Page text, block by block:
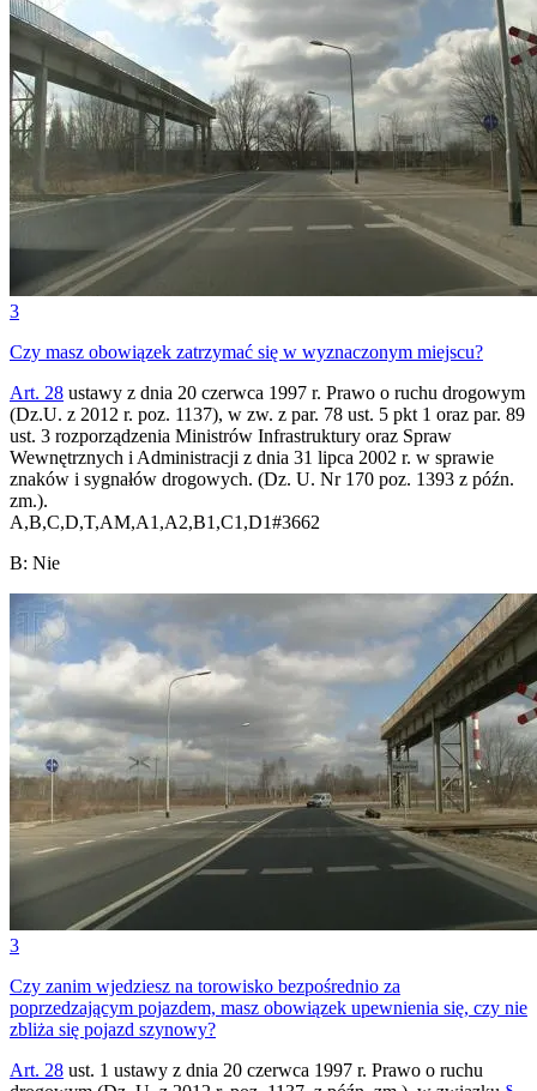
3
Czy masz obowiązek zatrzymać się w wyznaczonym miejscu?
Art. 28 ustawy z dnia 20 czerwca 1997 r. Prawo o ruchu drogowym
(Dz.U. z 2012 r. poz. 1137), w zw. z par. 78 ust. 5 pkt 1 oraz par. 89
ust. 3 rozporządzenia Ministrów Infrastruktury oraz Spraw
Wewnętrznych i Administracji z dnia 31 lipca 2002 r. w sprawie
znaków i sygnałów drogowych. (Dz. U. Nr 170 poz. 1393 z późn.
zm.).
A,B,C,D,T,AM,A1,A2,B1,C1,D1#3662
B: Nie
3
Czy zanim wjedziesz na torowisko bezpośrednio za
poprzedzającym pojazdem, masz obowiązek upewnienia się, czy nie
zbliża się pojazd szynowy?
Art. 28 ust. 1 ustawy z dnia 20 czerwca 1997 r. Prawo o ruchu